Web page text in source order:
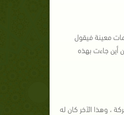
معينة فيقول
أين جاءت بهذه
، وهذا الآخر كان له